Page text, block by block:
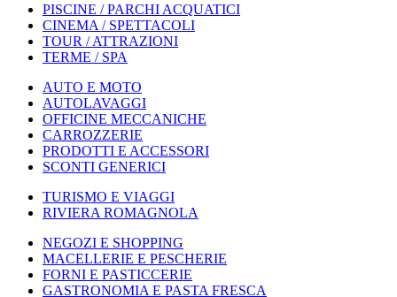
PISCINE / PARCHI ACQUATICI
CINEMA / SPETTACOLI
TOUR / ATTRAZIONI
TERME / SPA
AUTO E MOTO
AUTOLAVAGGI
OFFICINE MECCANICHE
CARROZZERIE
PRODOTTI E ACCESSORI
SCONTI GENERICI
TURISMO E VIAGGI
RIVIERA ROMAGNOLA
NEGOZI E SHOPPING
MACELLERIE E PESCHERIE
FORNI E PASTICCERIE
GASTRONOMIA E PASTA FRESCA